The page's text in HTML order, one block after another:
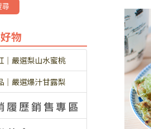
物
｜嚴選梨山水蜜桃
｜嚴選爆汁甘露梨